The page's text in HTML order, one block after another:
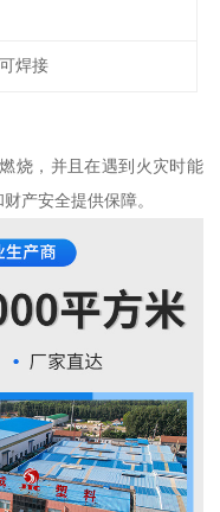
焊接
烧，并且在遇到火灾时能
产安全提供保障。